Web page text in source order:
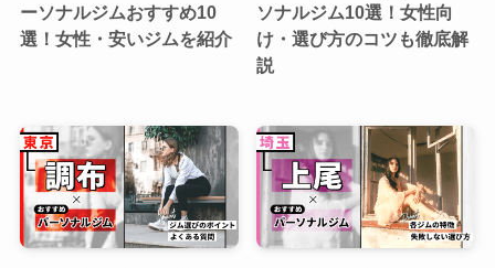
ーソナルジムおすすめ10
選！女性・安いジムを紹介
ソナルジム10選！女性向
け・選び方のコツも徹底解
説